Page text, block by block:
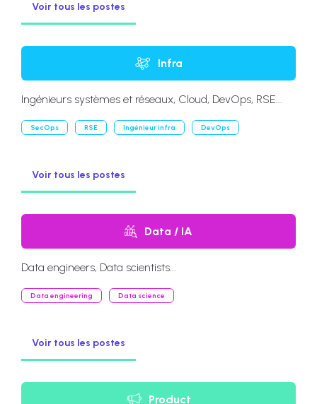
Voir tous les postes
Infra
Ingénieurs systèmes et réseaux, Cloud, DevOps, RSE...
SecOps RSE Ingénieur infra DevOps
Voir tous les postes
Data / IA
Data engineers, Data scientists...
Data engineering Data science
Voir tous les postes
Product